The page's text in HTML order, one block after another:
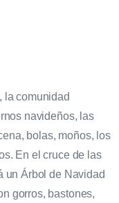
la comunidad
navideños, las
bolas, moños, los
En el cruce de las
un Árbol de Navidad
gorros, bastones,